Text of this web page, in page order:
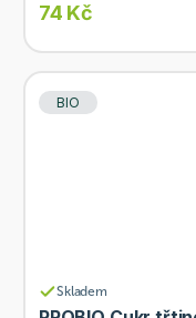
74 Kč
BIO
Skladem